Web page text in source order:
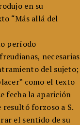
en su
“Más allá del
período
necesarias
del sujeto;
como el texto
fecha la aparición
forzoso a S.
el sentido de su